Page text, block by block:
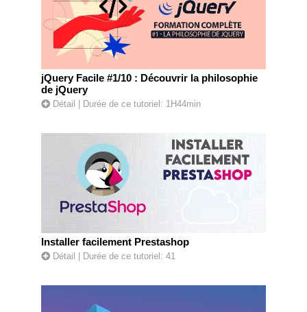
jQuery Facile #1/10 : Découvrir la philosophie
de jQuery
Détail | Durée de ce tutoriel: 1H44min
Installer facilement Prestashop
Détail | Durée de ce tutoriel: 41